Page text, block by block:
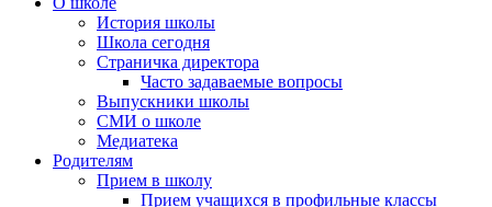
История школы
Школа сегодня
Страничка директора
Часто задаваемые вопросы
Выпускники школы
СМИ о школе
Медиатека
Родителям
Прием в школу
Прием учащихся в профильные классы